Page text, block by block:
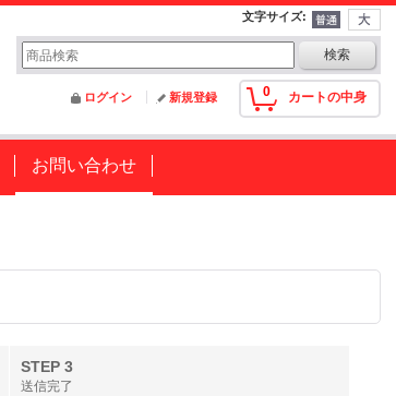
文字サイズ:
0 カートの中身
ログイン 新規登録
お問い合わせ
STEP 3
送信完了